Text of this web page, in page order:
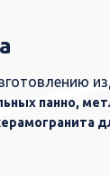
панно,